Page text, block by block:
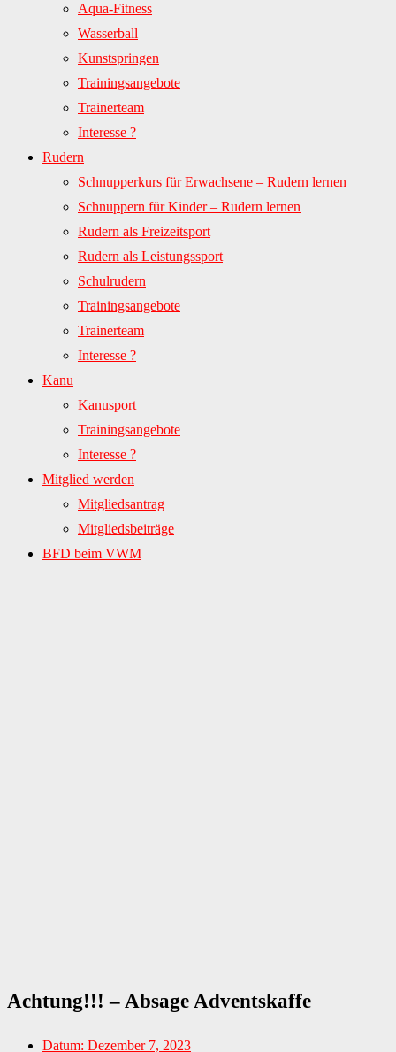
Aqua-Fitness
Wasserball
Kunstspringen
Trainingsangebote
Trainerteam
Interesse ?
Rudern
Schnupperkurs für Erwachsene – Rudern lernen
Schnuppern für Kinder – Rudern lernen
Rudern als Freizeitsport
Rudern als Leistungssport
Schulrudern
Trainingsangebote
Trainerteam
Interesse ?
Kanu
Kanusport
Trainingsangebote
Interesse ?
Mitglied werden
Mitgliedsantrag
Mitgliedsbeiträge
BFD beim VWM
Achtung!!! – Absage Adventskaffe
Datum: Dezember 7, 2023